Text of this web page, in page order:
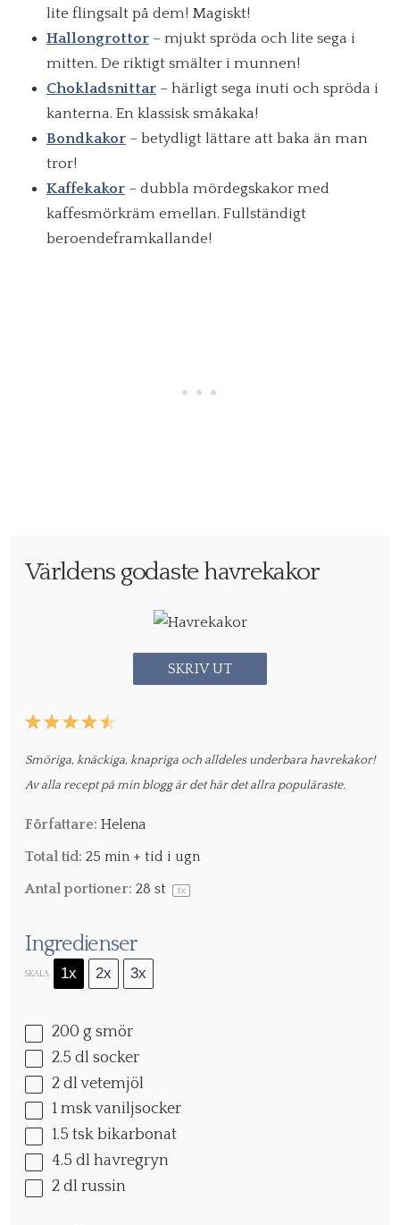
lite flingsalt på dem! Magiskt!
Hallongrottor – mjukt spröda och lite sega i
mitten. De riktigt smälter i munnen!
Chokladsnittar – härligt sega inuti och spröda i
kanterna. En klassisk småkaka!
Bondkakor – betydligt lättare att baka än man
tror!
Kaffekakor – dubbla mördegskakor med
kaffesmörkräm emellan. Fullständigt
beroendeframkallande!
Världens godaste havrekakor
SKRIV UT
5
4
3
2
1
Smöriga, knäckiga, knapriga och alldeles underbara havrekakor!
Av alla recept på min blogg är det här det allra populäraste.
Författare: Helena
Total tid: 25 min + tid i ugn
Antal portioner: 28 st 1x
Ingredienser
SKALA 1x 2x 3x
200 g smör
2.5 dl socker
2 dl vetemjöl
1 msk vaniljsocker
1.5 tsk bikarbonat
4.5 dl havregryn
2 dl russin